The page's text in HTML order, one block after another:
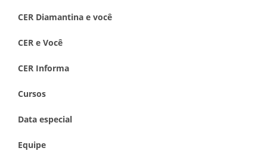
CER Diamantina e você
CER e Você
CER Informa
Cursos
Data especial
Equipe